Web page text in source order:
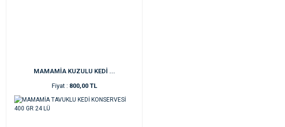
MAMAMİA KUZULU KEDİ ...
Fiyat : 800,00 TL